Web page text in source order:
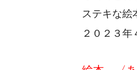
ステキな絵
２０２３